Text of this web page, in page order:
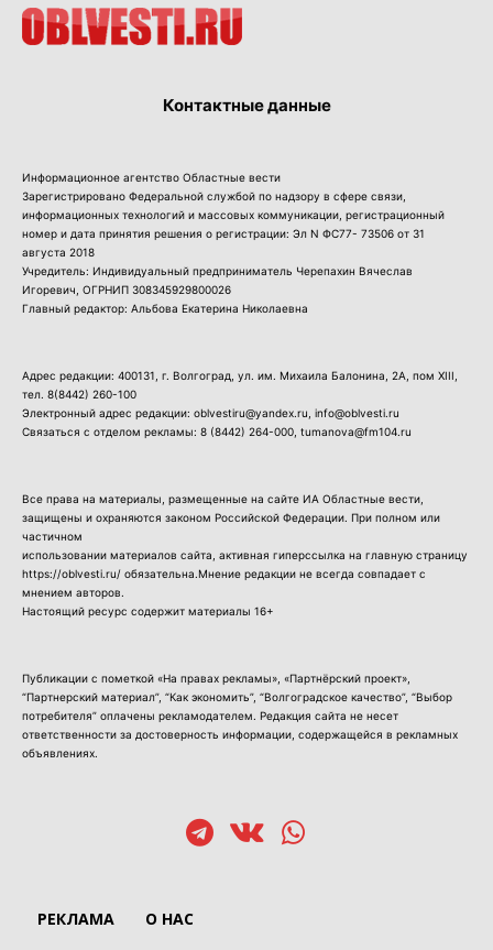
Контактные данные
Информационное агентство Областные вести
Зарегистрировано Федеральной службой по надзору в сфере связи,
информационных технологий и массовых коммуникации, регистрационный
номер и дата принятия решения о регистрации: Эл N ФС77- 73506 от 31
августа 2018
Учредитель: Индивидуальный предприниматель Черепахин Вячеслав
Игоревич, ОГРНИП 308345929800026
Главный редактор: Альбова Екатерина Николаевна
Адрес редакции: 400131, г. Волгоград, ул. им. Михаила Балонина, 2А, пом XIII,
тел. 8(8442) 260-100
Электронный адрес редакции: oblvestiru@yandex.ru, info@oblvesti.ru
Связаться с отделом рекламы: 8 (8442) 264-000 , tumanova@fm104.ru
Все права на материалы, размещенные на сайте ИА Областные вести,
защищены и охраняются законом Российской Федерации. При полном или
частичном
использовании материалов сайта, активная гиперссылка на главную страницу
https://oblvesti.ru/ обязательна.Мнение редакции не всегда совпадает с
мнением авторов.
Настоящий ресурс содержит материалы 16+
Публикации с пометкой «На правах рекламы», «Партнёрский проект»,
“Партнерский материал”, “Как экономить”, “Волгоградское качество”, “Выбор
потребителя” оплачены рекламодателем. Редакция сайта не несет
ответственности за достоверность информации, содержащейся в рекламных
объявлениях.
РЕКЛАМА О НАС